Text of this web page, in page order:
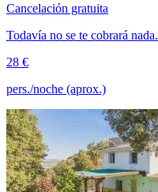
Cancelación gratuita
Todavía no se te cobrará nada.
28 €
pers./noche (aprox.)